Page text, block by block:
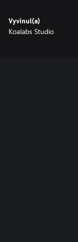
Vyvinul(a)
Koalabs Studio